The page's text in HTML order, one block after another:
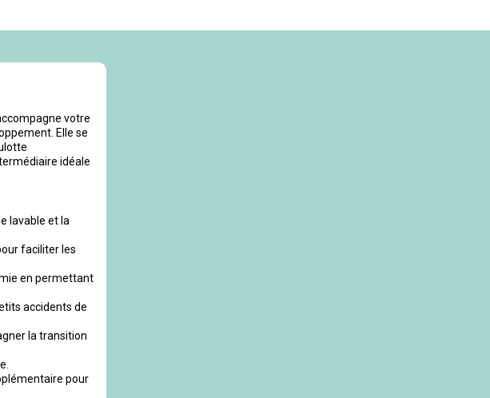
votre
Elle se
idéale
lavable et la
faciliter les
en permettant
accidents de
la transition
pour